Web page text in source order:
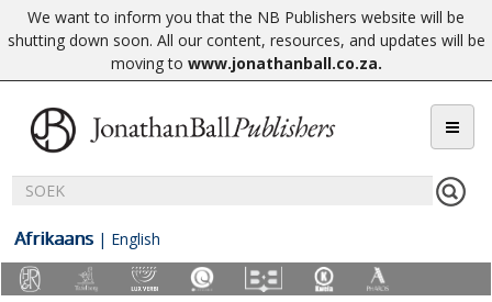
We want to inform you that the NB Publishers website will be
shutting down soon. All our content, resources, and updates will be
moving to www.jonathanball.co.za.
Afrikaans | English